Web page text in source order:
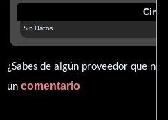
Cines
Sin Datos
¿Sabes de algún proveedor que no
un comentario